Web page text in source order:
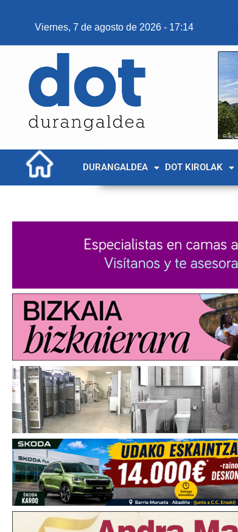
Viernes, 7 de agosto de 2026 - 17:14
DURANGALDEA DOT KIROLAK